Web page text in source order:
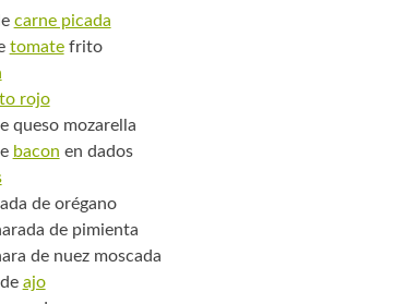
carne picada
tomatefrito
rojo
queso mozarella
bacon en dados
de orégano
de pimienta
de nuez moscada
ajo